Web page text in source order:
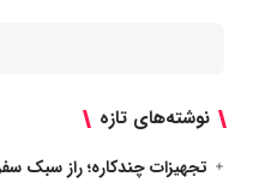
نوشته‌های تازه
تجهیزات چندکاره؛ راز سبک